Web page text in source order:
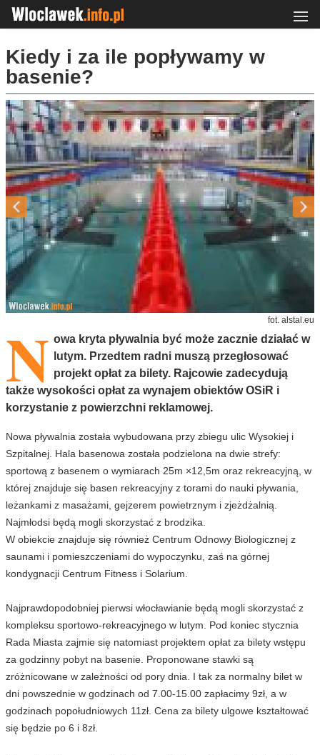
Kiedy i za ile popływamy w
basenie?
fot. alstal.eu
N owa kryta pływalnia być może zacznie działać w
lutym. Przedtem radni muszą przegłosować
projekt opłat za bilety. Rajcowie zadecydują
także wysokości opłat za wynajem obiektów OSiR i
korzystanie z powierzchni reklamowej.
Nowa pływalnia została wybudowana przy zbiegu ulic Wysokiej i
Szpitalnej. Hala basenowa została podzielona na dwie strefy:
sportową z basenem o wymiarach 25m ×12,5m oraz rekreacyjną, w
której znajduje się basen rekreacyjny z torami do nauki pływania,
leżankami z masażami, gejzerem powietrznym i zjeżdżalnią.
Najmłodsi będą mogli skorzystać z brodzika.
W obiekcie znajduje się również Centrum Odnowy Biologicznej z
saunami i pomieszczeniami do wypoczynku, zaś na górnej
kondygnacji Centrum Fitness i Solarium.
Najprawdopodobniej pierwsi włocławianie będą mogli skorzystać z
kompleksu sportowo-rekreacyjnego w lutym. Pod koniec stycznia
Rada Miasta zajmie się natomiast projektem opłat za bilety wstępu
za godzinny pobyt na basenie. Proponowane stawki są
zróżnicowane w zależności od pory dnia. I tak za normalny bilet w
dni powszednie w godzinach od 7.00-15.00 zapłacimy 9zł, a w
godzinach popołudniowych 11zł. Cena za bilety ulgowe kształtować
się będzie po 6 i 8zł.